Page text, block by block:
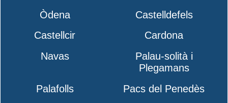
Òdena
Castelldefels
Castellcir
Cardona
Navas
Palau-solità i
Plegamans
Palafolls
Pacs del Penedès